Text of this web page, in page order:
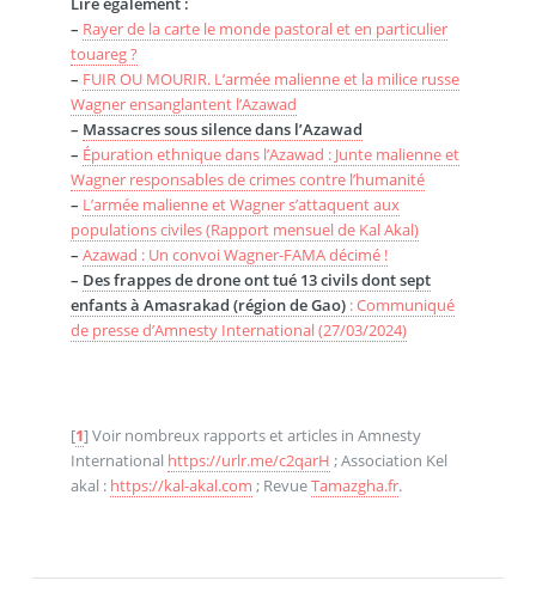
– Rayer de la carte le monde pastoral et en particulier
touareg ?
– FUIR OU MOURIR. L’armée malienne et la milice russe
Wagner ensanglantent l’Azawad
– Massacres sous silence dans l’Azawad
– Épuration ethnique dans l’Azawad : Junte malienne et
Wagner responsables de crimes contre l’humanité
– L’armée malienne et Wagner s’attaquent aux
populations civiles (Rapport mensuel de Kal Akal)
– Azawad : Un convoi Wagner-FAMA décimé !
– Des frappes de drone ont tué 13 civils dont sept
enfants à Amasrakad (région de Gao): Communiqué
de presse d’Amnesty International (27/03/2024)
[1]Voir nombreux rapports et articles in Amnesty
International https://urlr.me/c2qarH ; Association Kel
akal : https://kal-akal.com ; RevueTamazgha.fr.